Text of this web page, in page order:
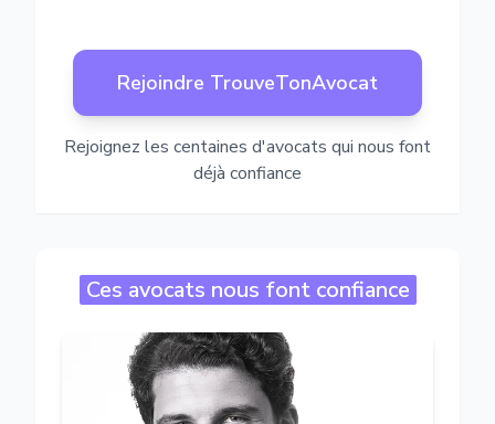
Rejoindre TrouveTonAvocat
Rejoignez les centaines d'avocats qui nous font
déjà confiance
Ces avocats nous font confiance